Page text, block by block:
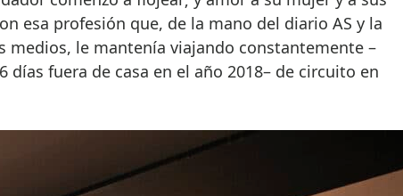
esa profesión que, de la mano del diario AS y la
medios, le mantenía viajando constantemente –
días fuera de casa en el año 2018– de circuito en